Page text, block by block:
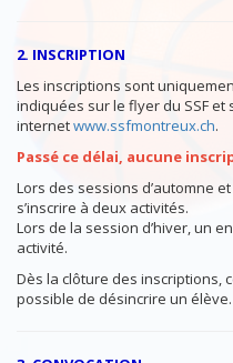
2. INSCRIPTION
Les inscriptions sont
indiquées sur le flyer du SSF et
internetwww.ssfmontreux.ch.
Passé ce délai, aucune
Lors des sessions d’automne
s’inscrire à deux activités.
Lors de la session d’hiver, un
activité.
Dès la clôture des inscriptions,
possible de désincrire un élève.